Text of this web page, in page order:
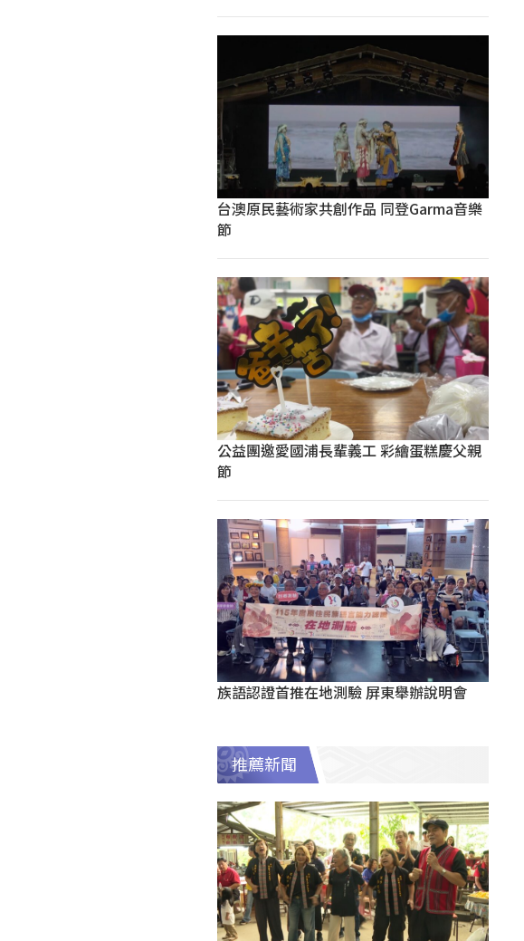
台澳原民藝術家共創作品 同登Garma音樂
節
公益團邀愛國浦長輩義工 彩繪蛋糕慶父親
節
族語認證首推在地測驗 屏東舉辦說明會
推薦新聞